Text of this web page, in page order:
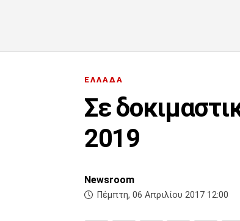
ΕΛΛΑΔΑ
Σε
2019
Newsroom
Πέμπτη, 06 Απριλίου 2017 12:00